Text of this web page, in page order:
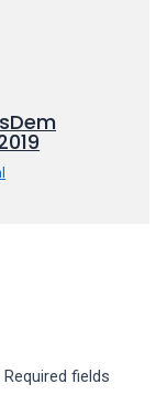
Required fields